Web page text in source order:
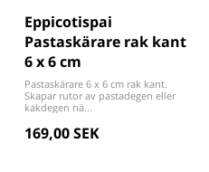
Eppicotispai
Pastaskärare rak kant
6 x 6 cm
Pastaskärare 6 x 6 cm rak kant.
Skapar rutor av pastadegen eller
kakdegen nä...
169,00 SEK